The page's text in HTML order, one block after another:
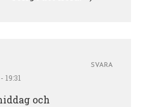
19:31
och
SVARA